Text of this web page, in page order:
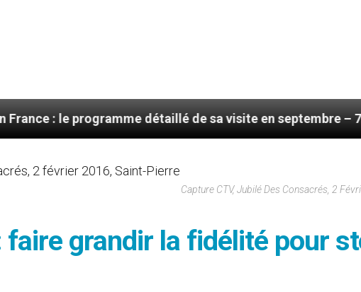
détaillé de sa visite en septembre – 7 titres,
Capture CTV, Jubilé Des Consacrés, 2
faire grandir la fidélité pour